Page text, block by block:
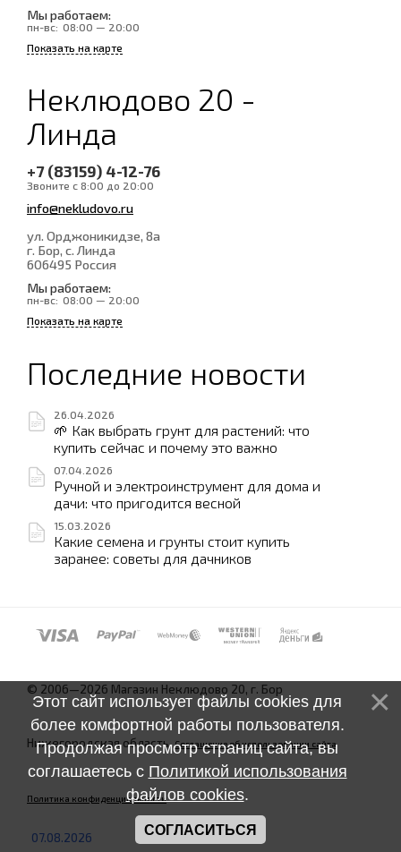
Мы работаем:
пн-вс: 08:00 — 20:00
Показать на карте
Неклюдово 20 -
Линда
+7 (83159) 4-12-76
Звоните с 8:00 до 20:00
info@nekludovo.ru
ул. Орджоникидзе, 8а
г. Бор, с. Линда
606495 Россия
Мы работаем:
пн-вс: 08:00 — 20:00
Показать на карте
Последние новости
26.04.2026
🌱 Как выбрать грунт для растений: что
купить сейчас и почему это важно
07.04.2026
Ручной и электроинструмент для дома и
дачи: что пригодится весной
15.03.2026
Какие семена и грунты стоит купить
заранее: советы для дачников
© 2006—2026 Магазин Неклюдово 20, г. Бор
Нижегородская область.Соглашение об использовании сайта
Политика конфиденциальности
07.08.2026
Этот сайт использует файлы cookies для
более комфортной работы пользователя.
Продолжая просмотр страниц сайта, вы
соглашаетесь с Политикой использования
файлов cookies.
СОГЛАСИТЬСЯ